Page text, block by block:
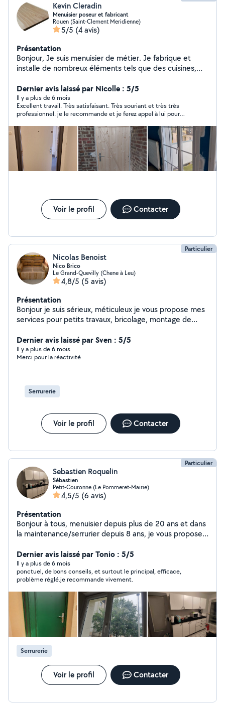
Kevin Cleradin
Menuisier poseur et fabricant
Rouen (Saint-Clement Meridienne)
5/5 (4 avis)
Présentation
Bonjour, Je suis menuisier de métier. Je fabrique et
installe de nombreux éléments tels que des cuisines,
volets, etc. Je propose également des services de
dépannage en serrurerie : ouverture de porte,
remplacement de cylindre, crochetage, etc...
Dernier avis laissé par Nicolle : 5/5
Il y a plus de 6 mois
Excellent travail. Très satisfaisant. Très souriant et très très
professionnel. je le recommande et je ferez appel à lui pour
je ne regrette pas.
Voir le profil Contacter
Particulier
Nicolas Benoist
Nico Brico
Le Grand-Quevilly (Chene à Leu)
4,8/5 (5 avis)
Présentation
Bonjour je suis sérieux, méticuleux je vous propose mes
services pour petits travaux, bricolage, montage de
disponible aussi pour de la garde d'animaux et du petit
jardinage.
Dernier avis laissé par Sven : 5/5
Il y a plus de 6 mois
Merci pour la réactivité
Serrurerie
Voir le profil Contacter
Particulier
Sebastien Roquelin
Sébastien
Petit-Couronne (Le Pommeret-Mairie)
4,5/5 (6 avis)
Présentation
Bonjour à tous, menuisier depuis plus de 20 ans et dans
la maintenance/serrurier depuis 8 ans, je vous propose
tous y trouverait son compte ! Profitons de ce site pour
s entraider! N'hésitez pas! Serrurerie Menuiserie Volet
roulant montage de meubles
Dernier avis laissé par Tonio : 5/5
Il y a plus de 6 mois
ponctuel, de bons conseils, et surtout le principal, efficace,
problème réglé.je recommande vivement.
Serrurerie
Voir le profil Contacter